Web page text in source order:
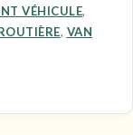
VÉHICULE,
, VAN